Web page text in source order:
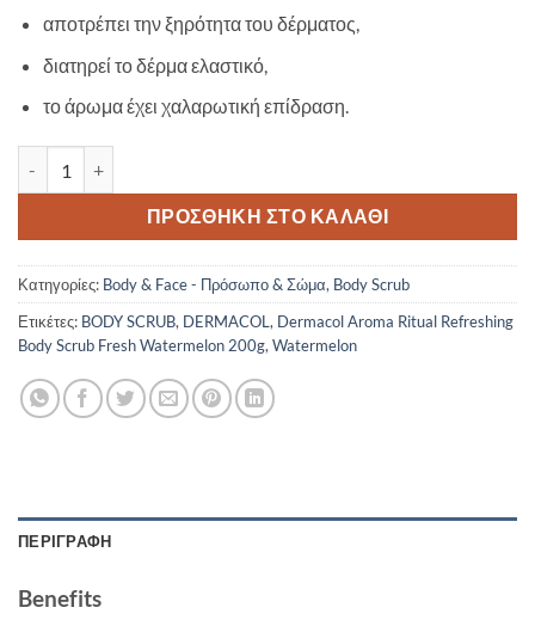
αποτρέπει την ξηρότητα του δέρματος,
διατηρεί το δέρμα ελαστικό,
το άρωμα έχει χαλαρωτική επίδραση.
ΠΡΟΣΘΉΚΗ ΣΤΟ ΚΑΛΆΘΙ
Κατηγορίες: Body & Face - Πρόσωπο & Σώμα, Body Scrub
Ετικέτες: BODY SCRUB, DERMACOL , Dermacol Aroma Ritual Refreshing
Body Scrub Fresh Watermelon 200g, Watermelon
ΠΕΡΙΓΡΑΦΉ
Benefits